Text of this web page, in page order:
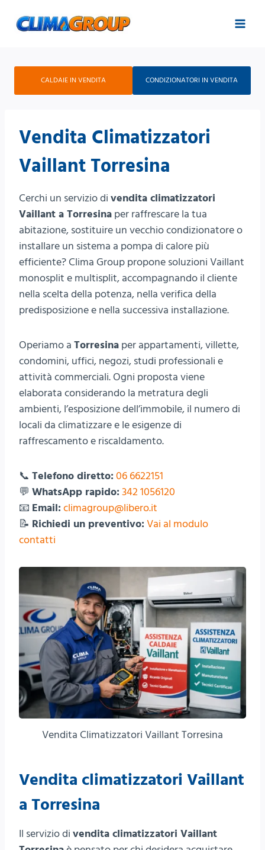
CALDAIE IN VENDITA CONDIZIONATORI IN VENDITA
Vendita Climatizzatori
Vaillant Torresina
Cerchi un servizio di vendita climatizzatori
Vaillant a Torresina per raffrescare la tua
abitazione, sostituire un vecchio condizionatore o
installare un sistema a pompa di calore più
efficiente? Clima Group propone soluzioni Vaillant
monosplit e multisplit, accompagnando il cliente
nella scelta della potenza, nella verifica della
predisposizione e nella successiva installazione.
Operiamo a Torresina per appartamenti, villette,
condomini, uffici, negozi, studi professionali e
attività commerciali. Ogni proposta viene
elaborata considerando la metratura degli
ambienti, l’esposizione dell’immobile, il numero di
locali da climatizzare e le esigenze di
raffrescamento e riscaldamento.
📞 Telefono diretto: 06 6622151
💬 WhatsApp rapido: 342 1056120
📧 Email: climagroup@libero.it
📝 Richiedi un preventivo: Vai al modulo
contatti
Vendita Climatizzatori Vaillant Torresina
Vendita climatizzatori Vaillant
a Torresina
Il servizio di vendita climatizzatori Vaillant